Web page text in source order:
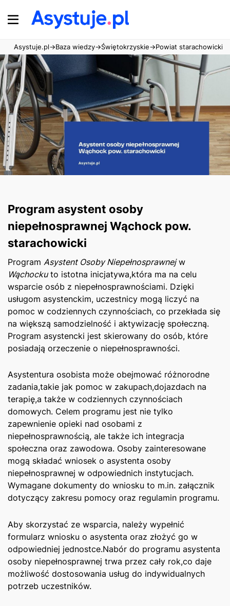
Asystuje.pl→Baza wiedzy→Świętokrzyskie→Powiat starachowicki
Program asystent osoby
niepełnosprawnej Wąchock pow.
starachowicki
Program Asystent Osoby Niepełnosprawnejw
Wąchockuto istotna inicjatywa,która ma na celu
wsparcie ‍osób z niepełnosprawnościami. Dzięki
usługom asystenckim, uczestnicy mogą liczyć na⁣
pomoc w codziennych czynnościach, co ⁢przekłada się
na większą samodzielność i aktywizację społeczną.
‌Program asystencki ⁣jest skierowany do osób, które⁤
posiadają orzeczenie ​o niepełnosprawności.‍
Asystentura osobista może obejmować różnorodne
zadania,takie jak pomoc w zakupach,dojazdach na
terapię,a⁢ także​ w codziennych czynnościach
domowych. Celem programu jest nie tylko
zapewnienie opieki nad osobami z
niepełnosprawnością, ale także ich integracja
społeczna oraz⁣ zawodowa. Osoby zainteresowane
mogą składać wniosek o asystenta osoby
‌niepełnosprawnej w odpowiednich instytucjach.
Wymagane dokumenty do wniosku to m.in. załącznik
dotyczący zakresu pomocy⁤ oraz regulamin​ programu.
Aby skorzystać ze wsparcia, należy wypełnić
formularz wniosku o asystenta oraz złożyć go w
odpowiedniej jednostce.Nabór do programu asystenta
osoby niepełnosprawnej trwa​ przez cały rok,co daje
‌możliwość dostosowania usług do indywidualnych
potrzeb ​uczestników.